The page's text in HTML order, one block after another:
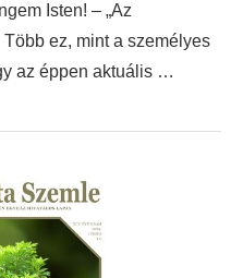
Isten! – „Az
ez, mint a személyes
az éppen aktuális …